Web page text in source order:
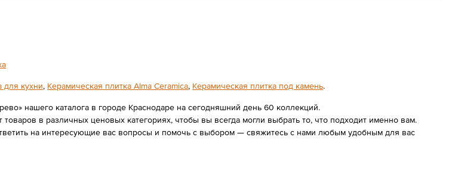
для кухни, Керамическая плитка Alma Ceramica, Керамическая плитка под камень.
нашего каталога в городе Краснодаре на сегодняшний день 60 коллекций.
в различных ценовых категориях, чтобы вы всегда могли выбрать то, что подходит именно вам.
на интересующие вас вопросы и помочь с выбором — свяжитесь с нами любым удобным для вас